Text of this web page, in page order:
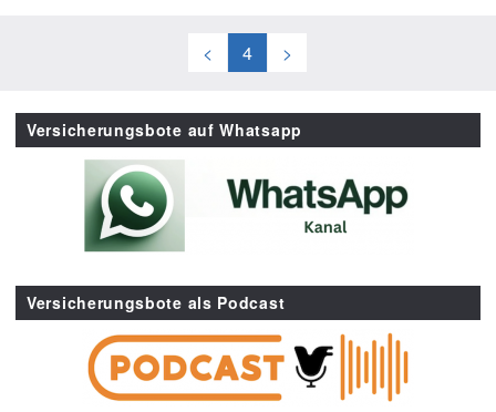
< 4 >
Versicherungsbote auf Whatsapp
Versicherungsbote als Podcast